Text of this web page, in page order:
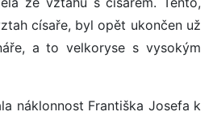
císaře, byl opět ukončen už
a to velkoryse s vysokým
náklonnost Františka Josefa k